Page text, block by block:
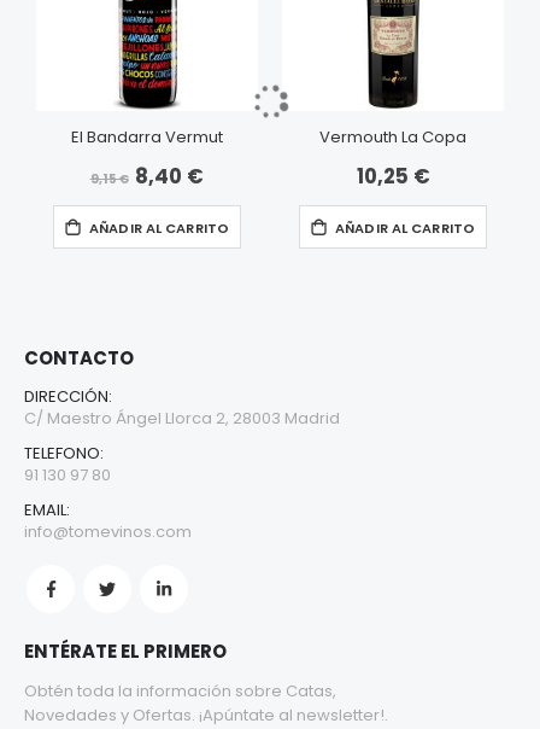
El Bandarra Vermut
9,15 € Precio
especial
8,40 €
AÑADIR AL CARRITO
Vermouth La Copa
10,25 €
AÑADIR AL CARRITO
CONTACTO
DIRECCIÓN:
C/ Maestro Ángel Llorca 2, 28003 Madrid
TELEFONO:
91 130 97 80
EMAIL:
info@tomevinos.com
ENTÉRATE EL PRIMERO
Obtén toda la información sobre Catas,
Novedades y Ofertas. ¡Apúntate al newsletter!.